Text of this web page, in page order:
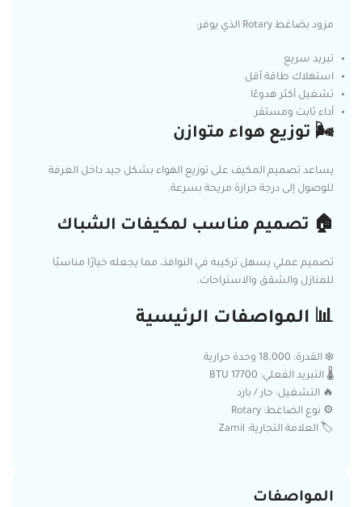
مزود بضاغط Rotary الذي يوفر:
تبريد سريع
استهلاك طاقة أقل
تشغيل أكثر هدوءًا
أداء ثابت ومستقر
🌬️ توزيع هواء متوازن
يساعد تصميم المكيف على توزيع الهواء بشكل جيد داخل الغرفة
للوصول إلى درجة حرارة مريحة بسرعة.
🏠 تصميم مناسب لمكيفات الشباك
تصميم عملي يسهل تركيبه في النوافذ، مما يجعله خيارًا مناسبًا
للمنازل والشقق والاستراحات.
📊 المواصفات الرئيسية
❄️ القدرة: 18,000 وحدة حرارية
🌡️ التبريد الفعلي: 17700 BTU
🔥 التشغيل: حار / بارد
⚙️ نوع الضاغط: Rotary
🏷️ العلامة التجارية: Zamil
المواصفات